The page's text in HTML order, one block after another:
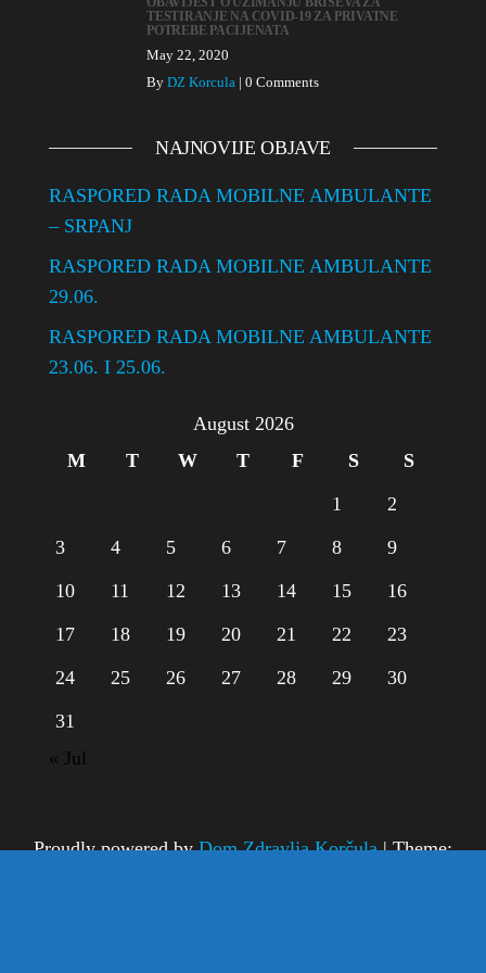
TESTIRANJE NA COVID-19 ZA PRIVATNE
POTREBE PACIJENATA
May 22, 2020
By DZ Korcula | 0 Comments
NAJNOVIJE OBJAVE
RASPORED RADA MOBILNE AMBULANTE
– SRPANJ
RASPORED RADA MOBILNE AMBULANTE
29.06.
RASPORED RADA MOBILNE AMBULANTE
23.06. I 25.06.
August 2026
M
T W T F S
S
1
2
3
4 5 6 7 8
9
10
11 12 13 14 15
16
17
18 19 20 21 22
23
24
25 26 27 28 29
30
31
« Jul
Proudly powered byDom Zdravlja Korčula |Theme: